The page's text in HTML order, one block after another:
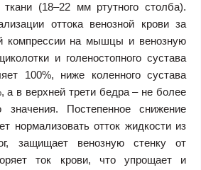
(18–22 мм ртутного столба).
оттока венозной крови за
компрессии на мышцы и венозную
и голеностопного сустава
100%, ниже коленного сустава
а в верхней трети бедра – не более
значения. Постепенное снижение
нормализовать отток жидкости из
защищает венозную стенку от
ток крови, что упрощает и